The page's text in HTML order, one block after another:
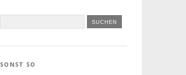
SONST SO